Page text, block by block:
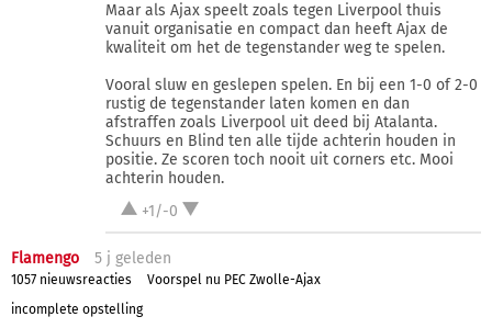
Maar als Ajax speelt zoals tegen Liverpool thuis
vanuit organisatie en compact dan heeft Ajax de
kwaliteit om het de tegenstander weg te spelen.
Vooral sluw en geslepen spelen. En bij een 1-0 of 2-0
rustig de tegenstander laten komen en dan
afstraffen zoals Liverpool uit deed bij Atalanta.
Schuurs en Blind ten alle tijde achterin houden in
positie. Ze scoren toch nooit uit corners etc. Mooi
achterin houden.
+1/-0
Flamengo 5 j geleden
1057 nieuwsreacties
Voorspel nu PEC Zwolle-Ajax
incomplete opstelling